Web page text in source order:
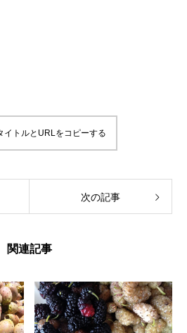
イトルとURLをコピーする
次の記事
関連記事